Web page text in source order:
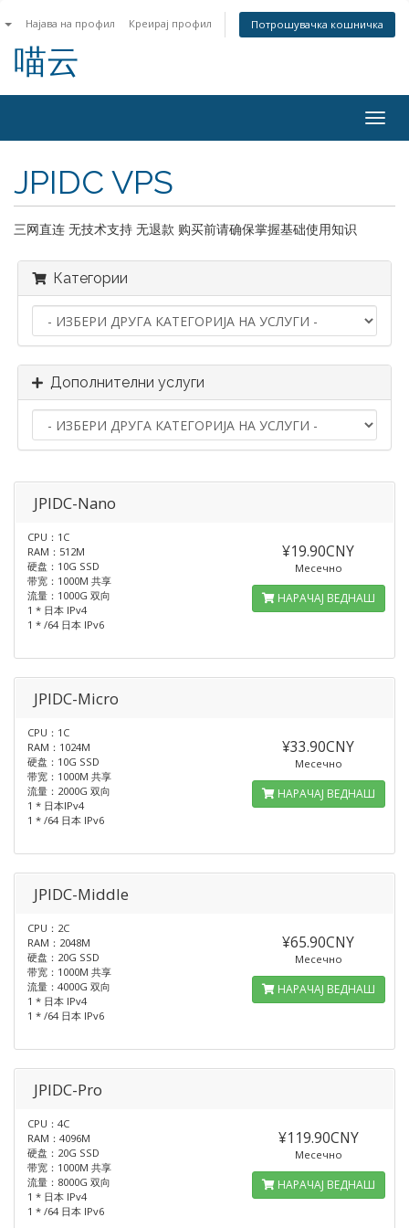
Најава на профил Креирај профил Потрошувачка кошничка
喵云
JPIDC VPS
三网直连 无技术支持 无退款 购买前请确保掌握基础使用知识
Категории
Дополнителни услуги
JPIDC-Nano
CPU：1C
RAM：512M
硬盘：10G SSD
带宽：1000M 共享
流量：1000G 双向
1 * 日本 IPv4
1 * /64 日本 IPv6
¥19.90CNY
Месечно
НАРАЧАЈ ВЕДНАШ
JPIDC-Micro
CPU：1C
RAM：1024M
硬盘：10G SSD
带宽：1000M 共享
流量：2000G 双向
1 * 日本IPv4
1 * /64 日本 IPv6
¥33.90CNY
Месечно
НАРАЧАЈ ВЕДНАШ
JPIDC-Middle
CPU：2C
RAM：2048M
硬盘：20G SSD
带宽：1000M 共享
流量：4000G 双向
1 * 日本 IPv4
1 * /64 日本 IPv6
¥65.90CNY
Месечно
НАРАЧАЈ ВЕДНАШ
JPIDC-Pro
CPU：4C
RAM：4096M
硬盘：20G SSD
带宽：1000M 共享
流量：8000G 双向
1 * 日本 IPv4
1 * /64 日本 IPv6
¥119.90CNY
Месечно
НАРАЧАЈ ВЕДНАШ